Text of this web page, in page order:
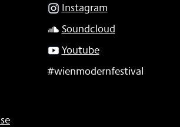
Instagram
Soundcloud
Youtube
#wienmodernfestival